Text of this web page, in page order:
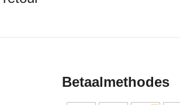
Betaalmethodes